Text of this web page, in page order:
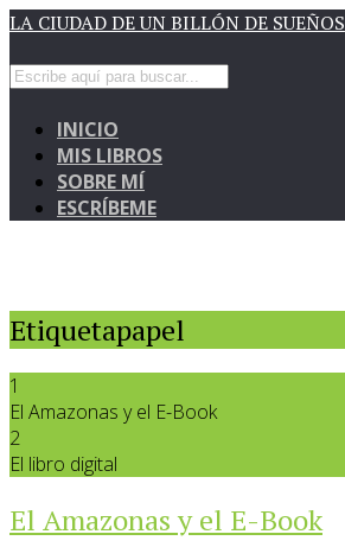
LA CIUDAD DE UN BILLÓN DE SUEÑOS
INICIO
MIS LIBROS
SOBRE MÍ
ESCRÍBEME
Etiquetapapel
1
El Amazonas y el E-Book
2
El libro digital
El Amazonas y el E-Book